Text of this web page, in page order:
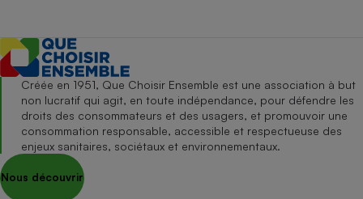
Créée en 1951, Que Choisir Ensemble est une association à but
non lucratif qui agit, en toute indépendance, pour défendre les
droits des consommateurs et des usagers, et promouvoir une
consommation responsable, accessible et respectueuse des
enjeux sanitaires, sociétaux et environnementaux.
Nous découvrir